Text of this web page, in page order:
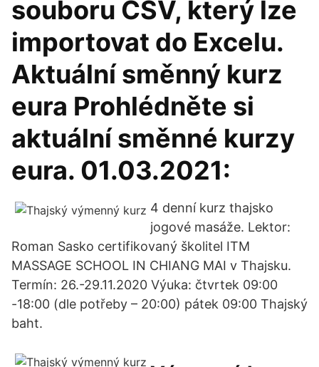
souboru CSV, který lze
importovat do Excelu.
Aktuální směnný kurz
eura Prohlédněte si
aktuální směnné kurzy
eura. 01.03.2021:
4 denní kurz thajsko
jogové masáže. Lektor:
Roman Sasko certifikovaný školitel ITM
MASSAGE SCHOOL IN CHIANG MAI v Thajsku.
Termín: 26.-29.11.2020 Výuka: čtvrtek 09:00
-18:00 (dle potřeby – 20:00) pátek 09:00 Thajský
baht.